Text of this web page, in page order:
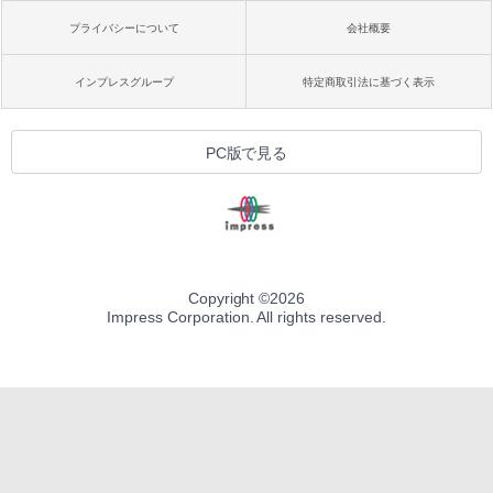
プライバシーについて 会社概要
インプレスグループ 特定商取引法に基づく表示
PC版で見る
Copyright ©2026
Impress Corporation. All rights reserved.